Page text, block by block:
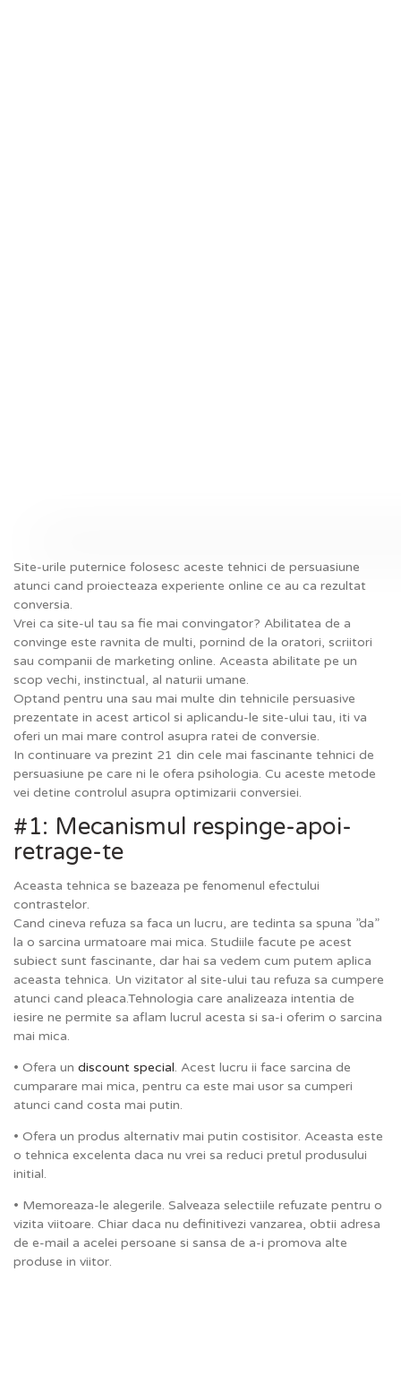
Site-urile puternice folosesc aceste tehnici de persuasiune
atunci cand proiecteaza experiente online ce au ca rezultat
conversia.
Vrei ca site-ul tau sa fie mai convingator? Abilitatea de a
convinge este ravnita de multi, pornind de la oratori, scriitori
sau companii de marketing online. Aceasta abilitate pe un
scop vechi, instinctual, al naturii umane.
Optand pentru una sau mai multe din tehnicile persuasive
prezentate in acest articol si aplicandu-le site-ului tau, iti va
oferi un mai mare control asupra ratei de conversie.
In continuare va prezint 21 din cele mai fascinante tehnici de
persuasiune pe care ni le ofera psihologia. Cu aceste metode
vei detine controlul asupra optimizarii conversiei.
#1: Mecanismul respinge-apoi-
retrage-te
Aceasta tehnica se bazeaza pe fenomenul efectului
contrastelor.
Cand cineva refuza sa faca un lucru, are tedinta sa spuna ”da”
la o sarcina urmatoare mai mica. Studiile facute pe acest
subiect sunt fascinante, dar hai sa vedem cum putem aplica
aceasta tehnica. Un vizitator al site-ului tau refuza sa cumpere
atunci cand pleaca.Tehnologia care analizeaza intentia de
iesire ne permite sa aflam lucrul acesta si sa-i oferim o sarcina
mai mica.
• Ofera un discount special. Acest lucru ii face sarcina de
cumparare mai mica, pentru ca este mai usor sa cumperi
atunci cand costa mai putin.
• Ofera un produs alternativ mai putin costisitor. Aceasta este
o tehnica excelenta daca nu vrei sa reduci pretul produsului
initial.
• Memoreaza-le alegerile. Salveaza selectiile refuzate pentru o
vizita viitoare. Chiar daca nu definitivezi vanzarea, obtii adresa
de e-mail a acelei persoane si sansa de a-i promova alte
produse in viitor.